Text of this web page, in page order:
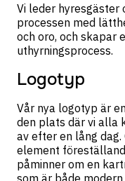
Vi leder hyresgäster
processen med
och oro, och skapar
uthyrningsprocess.
Logotyp
Vår nya logotyp är
den plats där vi alla
av efter en lång
element
påminner om en
som är både